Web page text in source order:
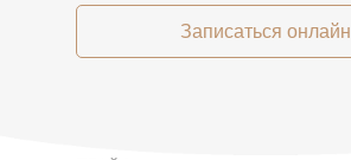
Записаться онлайн